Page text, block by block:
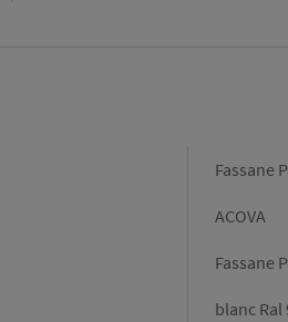
Fassane
ACOVA
Fassane
blanc Ral